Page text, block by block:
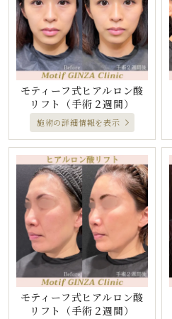
モティーフ式ヒアルロン酸
リフト
（手術２週間）
施術の詳細情報を表示
モティーフ式ヒアルロン酸
リフト
（手術２週間）